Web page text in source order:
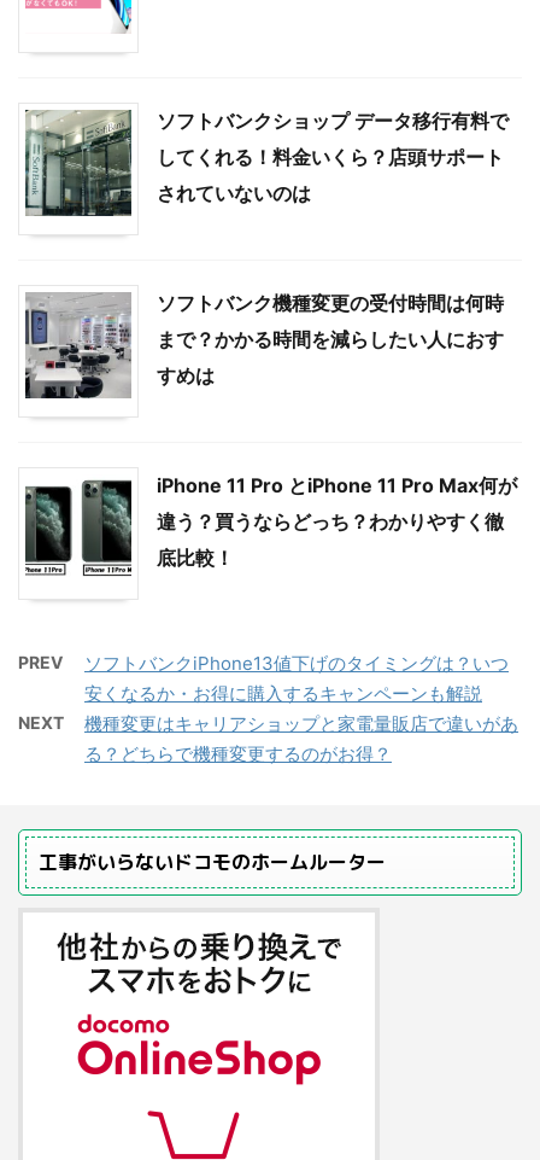
ソフトバンクショップ データ移行有料で
してくれる！料金いくら？店頭サポート
されていないのは
ソフトバンク機種変更の受付時間は何時
まで？かかる時間を減らしたい人におす
すめは
iPhone 11 Pro とiPhone 11 Pro Max何が
違う？買うならどっち？わかりやすく徹
底比較！
PREV
ソフトバンクiPhone13値下げのタイミングは？いつ
安くなるか・お得に購入するキャンペーンも解説
NEXT
機種変更はキャリアショップと家電量販店で違いがあ
る？どちらで機種変更するのがお得？
工事がいらないドコモのホームルーター